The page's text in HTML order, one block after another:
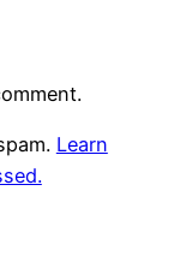
Learn